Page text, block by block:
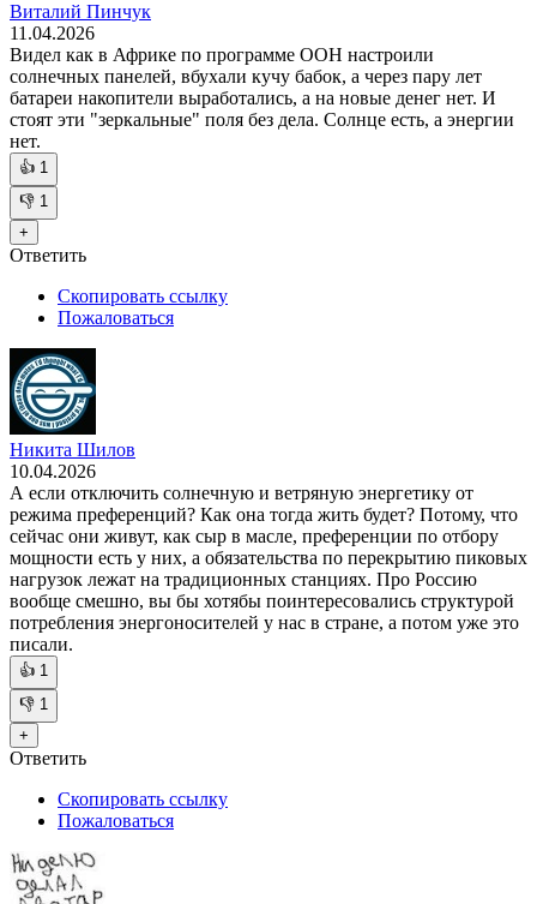
Виталий Пинчук
11.04.2026
Видел как в Африке по программе ООН настроили
солнечных панелей, вбухали кучу бабок, а через пару лет
батареи накопители выработались, а на новые денег нет. И
стоят эти "зеркальные" поля без дела. Солнце есть, а энергии
нет.
👍 1
👎 1
+
Ответить
Скопировать ссылку
Пожаловаться
Никита Шилов
10.04.2026
А если отключить солнечную и ветряную энергетику от
режима преференций? Как она тогда жить будет? Потому, что
сейчас они живут, как сыр в масле, преференции по отбору
мощности есть у них, а обязательства по перекрытию пиковых
нагрузок лежат на традиционных станциях. Про Россию
вообще смешно, вы бы хотябы поинтересовались структурой
потребления энергоносителей у нас в стране, а потом уже это
писали.
👍 1
👎 1
+
Ответить
Скопировать ссылку
Пожаловаться